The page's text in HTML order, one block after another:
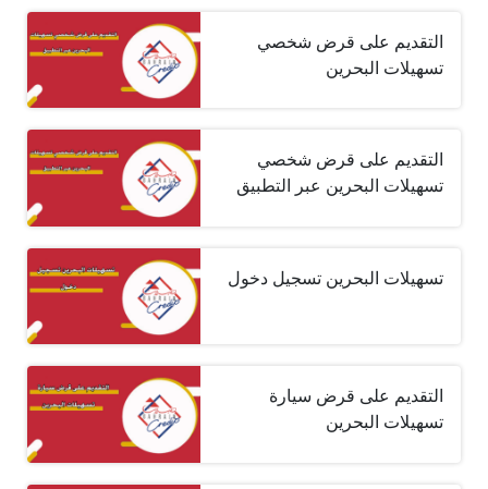
التقديم على قرض شخصي
تسهيلات البحرين
التقديم على قرض شخصي
تسهيلات البحرين عبر التطبيق
تسهيلات البحرين تسجيل دخول
التقديم على قرض سيارة
تسهيلات البحرين